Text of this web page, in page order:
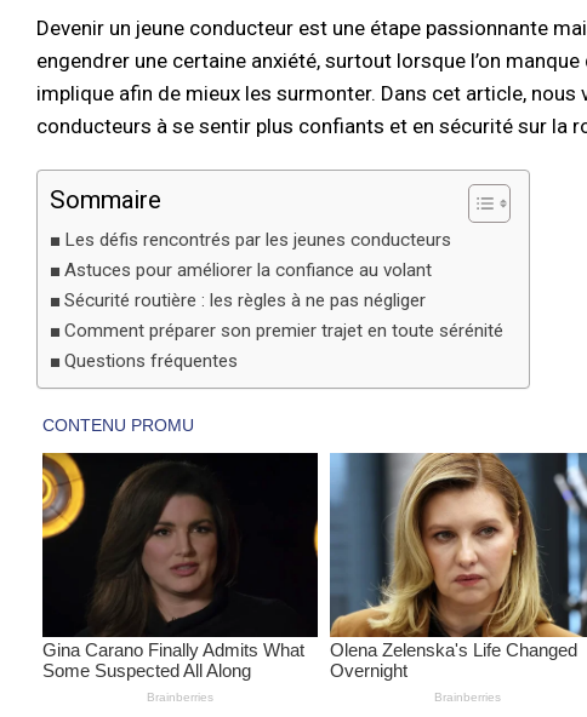
Devenir un jeune conducteur est une étape passionnante
engendrer une certaine anxiété, surtout lorsque l’on
implique afin de mieux les surmonter. Dans cet article,
conducteurs à se sentir plus confiants et en sécurité sur la
Sommaire
Les défis rencontrés par les jeunes conducteurs
Astuces pour améliorer la confiance au volant
Sécurité routière : les règles à ne pas négliger
Comment préparer son premier trajet en toute sérénité
Questions fréquentes